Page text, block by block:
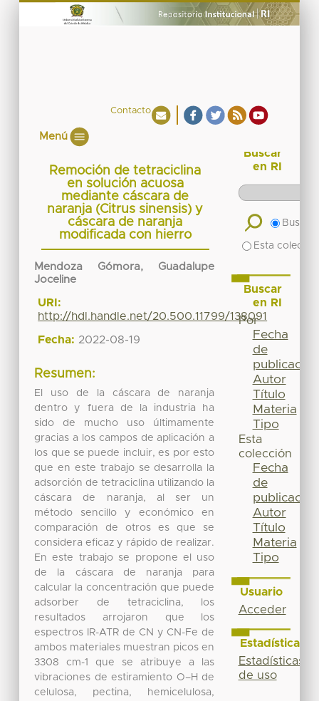
Contacto
Menú
Remoción de tetraciclina
en solución acuosa
mediante cáscara de
naranja (Citrus sinensis) y
cáscara de naranja
modificada con hierro
Mendoza Gómora, Guadalupe
Joceline
URI:
http://hdl.handle.net/20.500.11799/138091
Fecha: 2022-08-19
Resumen:
El uso de la cáscara de naranja
dentro y fuera de la industria ha
sido de mucho uso últimamente
gracias a los campos de aplicación a
los que se puede incluir, es por esto
que en este trabajo se desarrolla la
adsorción de tetraciclina utilizando la
cáscara de naranja, al ser un
método sencillo y económico en
comparación de otros es que se
considera eficaz y rápido de realizar.
En este trabajo se propone el uso
de la cáscara de naranja para
calcular la concentración que puede
adsorber de tetraciclina, los
resultados arrojaron que los
espectros IR-ATR de CN y CN-Fe de
ambos materiales muestran picos en
3308 cm-1 que se atribuye a las
vibraciones de estiramiento O–H de
celulosa, pectina, hemicelulosa,
Buscar
en RI
Buscar
Esta
Buscar
en RI
Por
Fecha
de
publicación
Autor
Título
Materia
Tipo
Esta
colección
Fecha
de
publicación
Autor
Título
Materia
Tipo
Usuario
Acceder
Estadísticas
Estadísticas
de uso